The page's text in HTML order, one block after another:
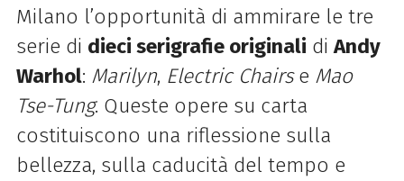
Milano l’opportunità di ammirare le tre
serie di dieci serigrafie originali diAndy
Warhol: Marilyn, Electric Chairse Mao
Tse-Tung. Queste opere su carta
costituiscono una riflessione sulla
bellezza, sulla caducità del tempo e